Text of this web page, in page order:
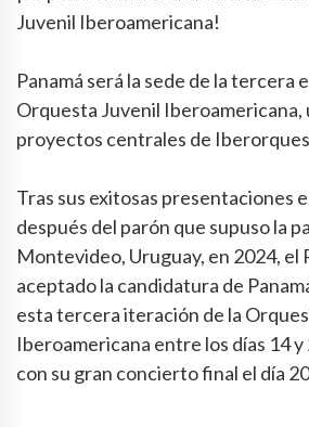
Juvenil Iberoamericana!
Panamá será la sede de la tercera
Orquesta Juvenil Iberoamericana,
proyectos centrales de
Tras sus exitosas presentaciones
después del parón que supuso la
Montevideo, Uruguay, en 2024, el
aceptado la candidatura de
esta tercera iteración de la
Iberoamericana entre los días 14
con su gran concierto final el día